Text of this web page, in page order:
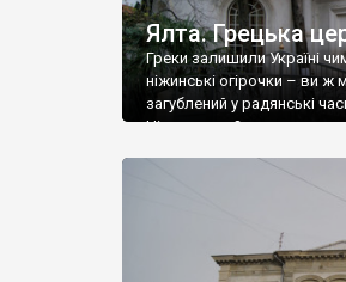
Ялта. Грецька
Греки залишили Україні
ніжинські огірочки – ви ж
загублений у радянські
Ніжин греки?